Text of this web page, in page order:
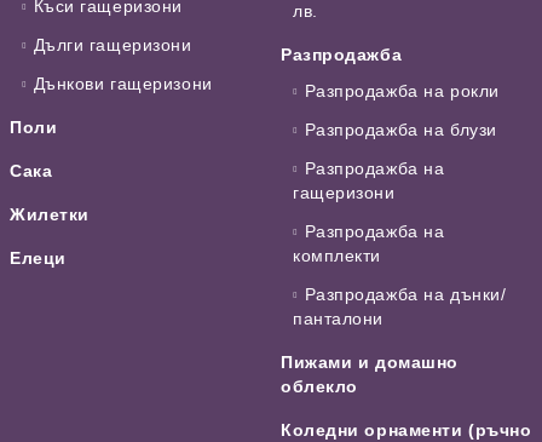
Къси гащеризони
Дълги гащеризони
Дънкови гащеризони
Поли
Сака
Жилетки
Елеци
лв.
Разпродажба
Разпродажба на рокли
Разпродажба на блузи
Разпродажба на
гащеризони
Разпродажба на
комплекти
Разпродажба на дънки/
панталони
Пижами и домашно
облекло
Коледни орнаменти (ръчно